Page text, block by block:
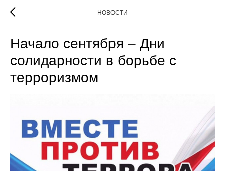
НОВОСТИ
Начало сентября – Дни
солидарности в борьбе с
терроризмом